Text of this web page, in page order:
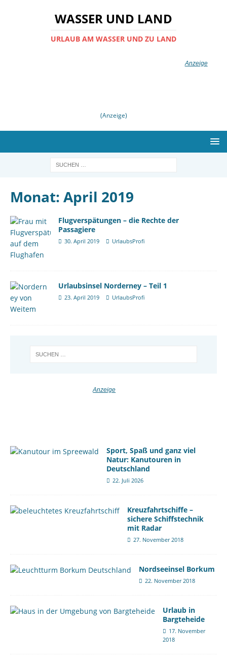
WASSER UND LAND
URLAUB AM WASSER UND ZU LAND
(Anzeige)
Monat: April 2019
Flugverspätungen – die Rechte der
Passagiere
30. April 2019 UrlaubsProfi
Urlaubsinsel Norderney – Teil 1
23. April 2019 UrlaubsProfi
Sport, Spaß und ganz viel
Natur: Kanutouren in
Deutschland
22. Juli 2026
Kreuzfahrtschiffe –
sichere Schiffstechnik
mit Radar
27. November 2018
Nordseeinsel Borkum
22. November 2018
Urlaub in
Bargteheide
17. November
2018